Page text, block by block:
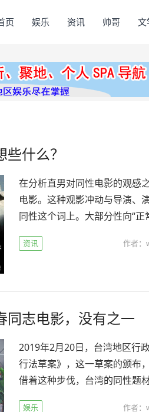
页 娱乐 资讯 帅哥 文
什么？
在分析直男对同性电影的观感
电影。这种观影冲动与导演、
同性这个词上。大部分性向“正
资讯 作者：
同志电影，没有之一
2019年2月20日，台湾地区行
行法草案》，这一草案的颁布
借着这种步伐，台湾的同性题
娱乐 作者：